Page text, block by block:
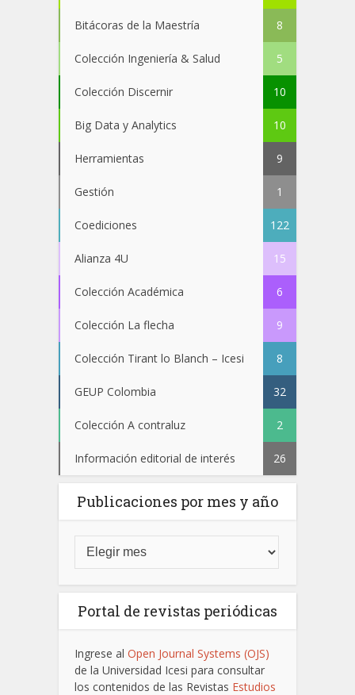
Bitácoras de la Maestría 8
Colección Ingeniería & Salud 5
Colección Discernir 10
Big Data y Analytics 10
Herramientas 9
Gestión 1
Coediciones 122
Alianza 4U 15
Colección Académica 6
Colección La flecha 9
Colección Tirant lo Blanch – Icesi 8
GEUP Colombia 32
Colección A contraluz 2
Información editorial de interés 26
Publicaciones por mes y año
Portal de revistas periódicas
Ingrese al Open Journal Systems (OJS)
de la Universidad Icesi para consultar
los contenidos de las Revistas Estudios